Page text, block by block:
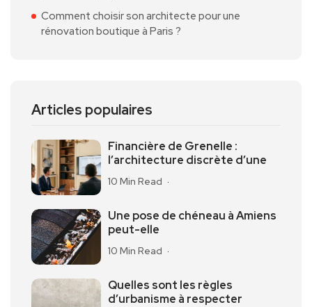
Comment choisir son architecte pour une
rénovation boutique à Paris ?
Articles populaires
Financière de Grenelle :
l’architecture discrète d’une
10 Min Read
Une pose de chéneau à Amiens
peut-elle
10 Min Read
Quelles sont les règles
d’urbanisme à respecter